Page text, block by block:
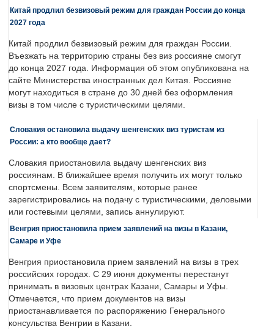
Китай продлил безвизовый режим для граждан России до конца
2027 года
Китай продлил безвизовый режим для граждан России.
Въезжать на территорию страны без виз россияне смогут
до конца 2027 года. Информация об этом опубликована на
сайте Министерства иностранных дел Китая. Россияне
могут находиться в стране до 30 дней без оформления
визы в том числе с туристическими целями.
Словакия остановила выдачу шенгенских виз туристам из
России: а кто вообще дает?
Словакия приостановила выдачу шенгенских виз
россиянам. В ближайшее время получить их могут только
спортсмены. Всем заявителям, которые ранее
зарегистрировались на подачу с туристическими, деловыми
или гостевыми целями, запись аннулируют.
Венгрия приостановила прием заявлений на визы в Казани,
Самаре и Уфе
Венгрия приостановила прием заявлений на визы в трех
российских городах. С 29 июня документы перестанут
принимать в визовых центрах Казани, Самары и Уфы.
Отмечается, что прием документов на визы
приостанавливается по распоряжению Генерального
консульства Венгрии в Казани.